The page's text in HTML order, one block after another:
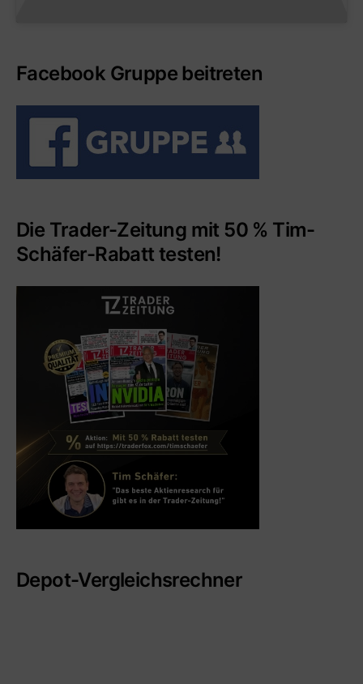
Facebook Gruppe beitreten
Die Trader-Zeitung mit 50 % Tim-
Schäfer-Rabatt testen!
Depot-Vergleichsrechner